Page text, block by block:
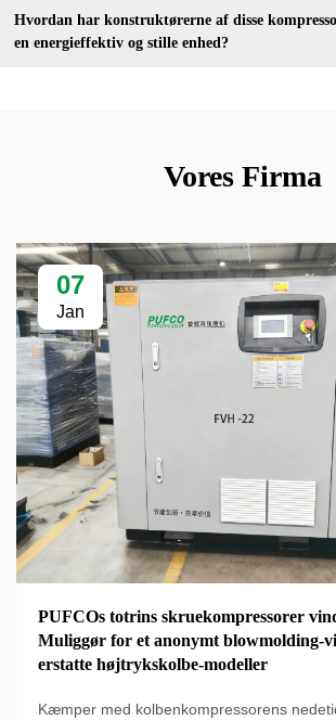
Hvordan har konstruktørerne af disse
en energieffektiv og stille enhed?
Vores Firma
07
Jan
PUFCOs totrins skruekompressorer
Muliggør for et anonymt blowmolding-
erstatte højtrykskolbe-modeller
Kæmper med kolbenkompressorens